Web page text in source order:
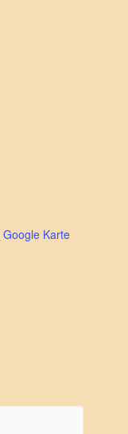
Google Karte